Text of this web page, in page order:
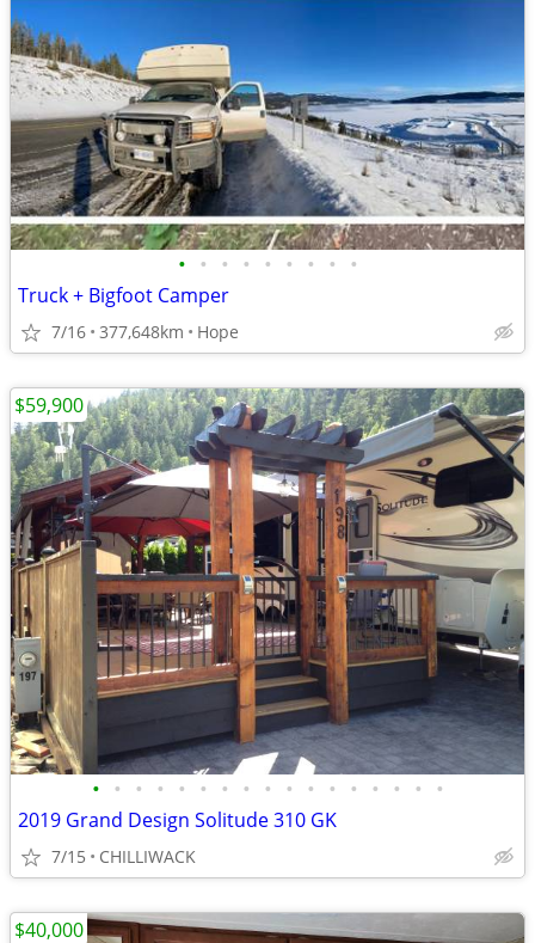
• • • • • • • • •
Truck + Bigfoot Camper
7/16 377,648km Hope
• • • • • • • • • • • • • • • • •
2019 Grand Design Solitude 310 GK
7/15 CHILLIWACK
$59,900
$40,000